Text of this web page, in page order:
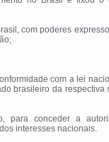
com poderes
com a lei
brasileiro da respectiva
para conceder a
interesses nacionais.